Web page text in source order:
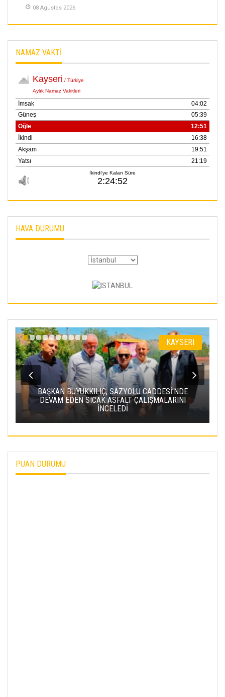
08 Agustos 2026
NAMAZ VAKTİ
HAVA DURUMU
KAYSERI
BAŞKAN BÜYÜKKILIÇ, SAZYOLU CADDESİ’NDE
DEVAM EDEN SICAK ASFALT ÇALIŞMALARINI
İNCELEDİ
PUAN DURUMU